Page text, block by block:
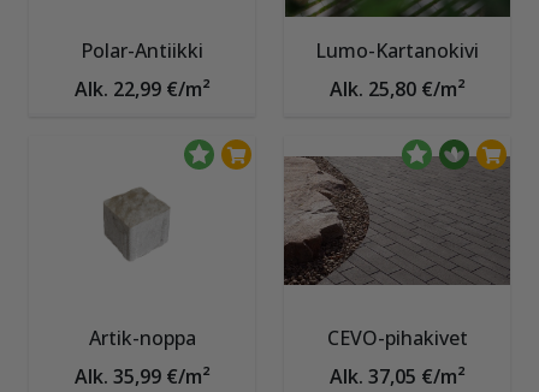
Polar-Antiikki
Alk. 22,99 €/m²
Lumo-Kartanokivi
Alk. 25,80 €/m²
Artik-noppa
Alk. 35,99 €/m²
CEVO-pihakivet
Alk. 37,05 €/m²